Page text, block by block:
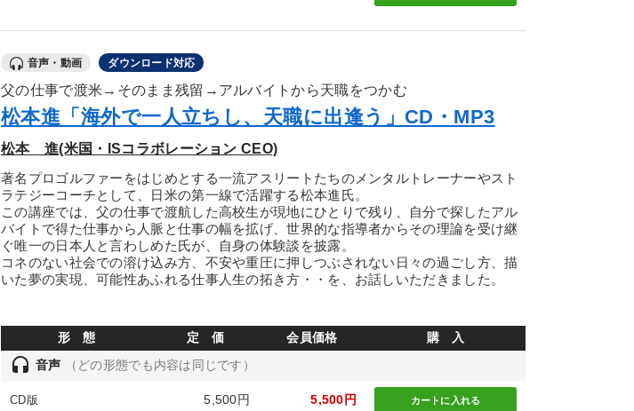
音声・動画 ダウンロード対応
父の仕事で渡米→そのまま残留→アルバイトから天職をつかむ
松本進「海外で一人立ちし、天職に出逢う」CD・MP3
松本 進(米国・ISコラボレーション CEO)
著名プロゴルファーをはじめとする一流アスリートたちのメンタルトレーナーやスト
ラテジーコーチとして、日米の第一線で活躍する松本進氏。
この講座では、父の仕事で渡航した高校生が現地にひとりで残り、自分で探したアル
バイトで得た仕事から人脈と仕事の幅を拡げ、世界的な指導者からその理論を受け継
ぐ唯一の日本人と言わしめた氏が、自身の体験談を披露。
コネのない社会での溶け込み方、不安や重圧に押しつぶされない日々の過ごし方、描
いた夢の実現、可能性あふれる仕事人生の拓き方・・を、お話しいただきました。
形 態 定 価 会員価格 購 入
headset 音声 （どの形態でも内容は同じです）
CD版 5,500円 5,500円 カートに 入れる